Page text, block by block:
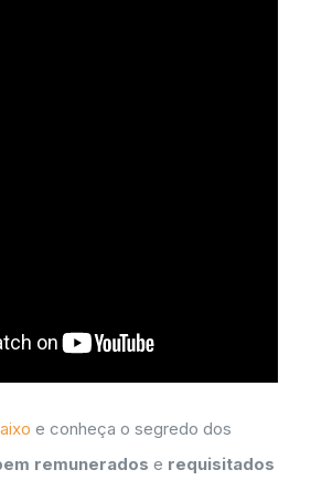
e conheça o segredo dos
remunerados e requisitados